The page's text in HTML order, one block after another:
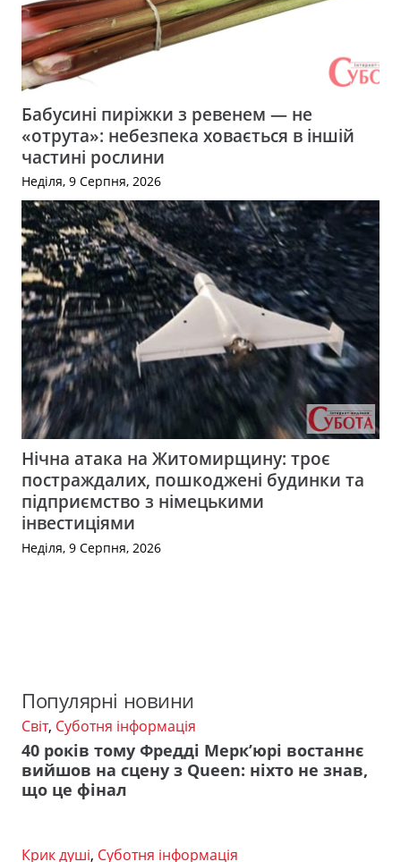
Бабусині пиріжки з ревенем — не
«отрута»: небезпека ховається в іншій
частині рослини
Неділя, 9 Серпня, 2026
Нічна атака на Житомирщину: троє
постраждалих, пошкоджені будинки та
підприємство з німецькими
інвестиціями
Неділя, 9 Серпня, 2026
Популярні новини
Світ, Суботня інформація
40 років тому Фредді Мерк’юрі востаннє
вийшов на сцену з Queen: ніхто не знав,
що це фінал
Крик душі, Суботня інформація